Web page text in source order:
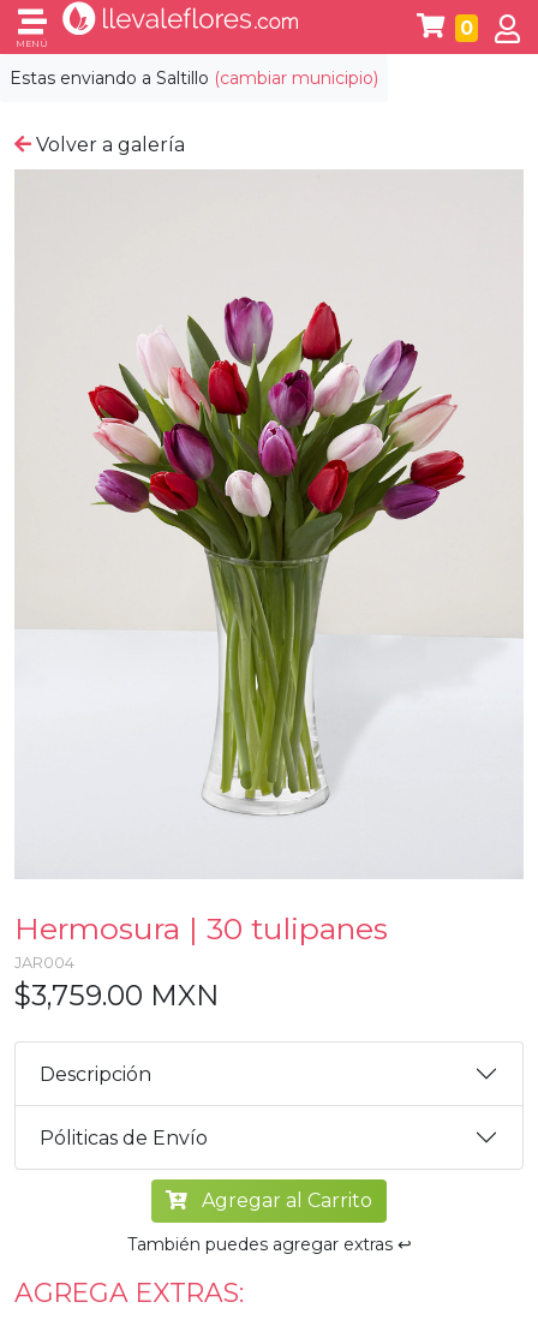
Estas enviando a Saltillo (cambiar municipio)
MENÚ
0
Volver a galería
Hermosura | 30 tulipanes
JAR004
$3,759.00 MXN
Descripción
Póliticas de Envío
Agregar al Carrito
También puedes agregar extras ↩️
AGREGA EXTRAS: